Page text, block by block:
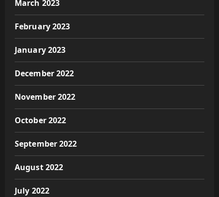
March 2023
February 2023
January 2023
December 2022
November 2022
October 2022
September 2022
August 2022
July 2022